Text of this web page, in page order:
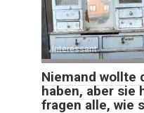
Interessant
Niemand wollte
haben, aber sie
fragen alle, wie